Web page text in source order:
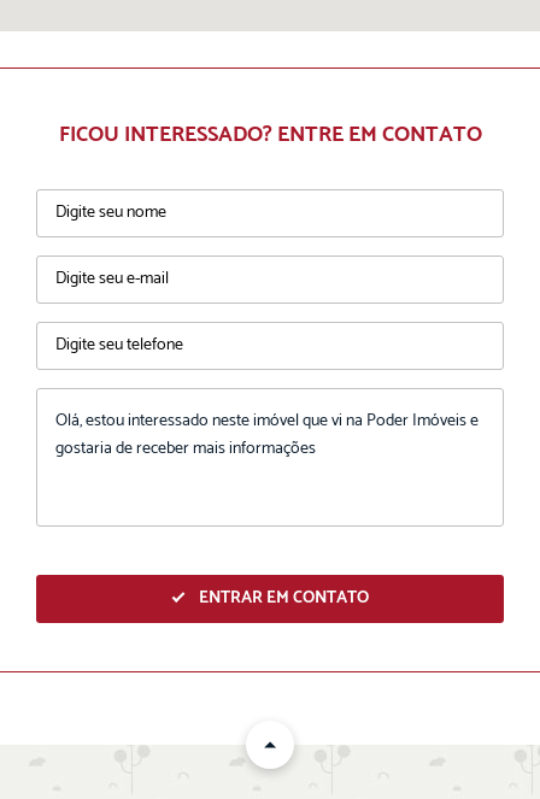
FICOU INTERESSADO? ENTRE EM CONTATO
ENTRAR EM CONTATO